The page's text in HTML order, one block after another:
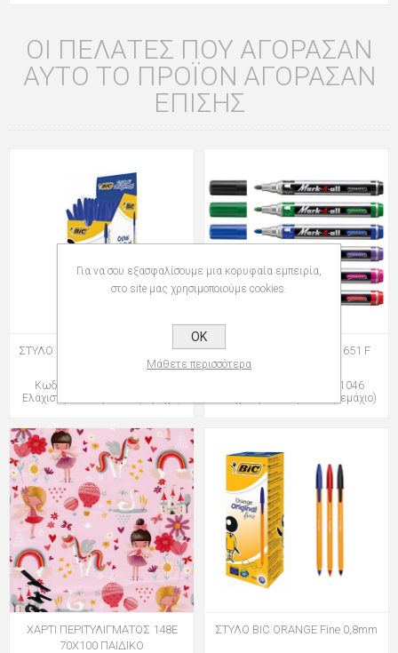
ΟΙ ΠΕΛΆΤΕΣ ΠΟΥ ΑΓΌΡΑΣΑΝ
ΑΥΤΌ ΤΟ ΠΡΟΪΌΝ ΑΓΌΡΑΣΑΝ
ΕΠΊΣΗΣ
ΣΤΥΛΟ BIC CRISTAL ORIGINAL M
Κωδικός: group-035000001
Ελάχιστη Ποσότητα: 50 (Τεμάχιο)
ΜΑΡΚΑΔΟΡΟΙ STABILO 651 F
Κωδικός: group-128651046
Ελάχιστη Ποσότητα: 10 (Τεμάχιο)
ΧΑΡΤΙ ΠΕΡΙΤΥΛΙΓΜΑΤΟΣ 148E
70Χ100 ΠΑΙΔΙΚΟ
ΣΤΥΛΟ BIC ORANGE Fine 0,8mm
Για να σου εξασφαλίσουμε μια κορυφαία εμπειρία,
στο site μας χρησιμοποιούμε cookies.
OK
Μάθετε περισσότερα